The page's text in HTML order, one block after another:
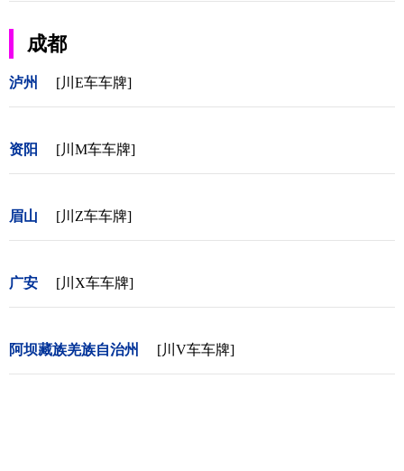
成都
泸州 [川E车车牌]
资阳 [川M车车牌]
眉山 [川Z车车牌]
广安 [川X车车牌]
阿坝藏族羌族自治州 [川V车车牌]